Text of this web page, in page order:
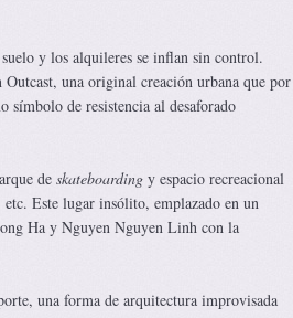
y los alquileres se inflan sin control.
una original creación urbana que por
símbolo de resistencia al desaforado
de skateboardingy espacio recreacional
Este lugar insólito, emplazado en un
Ha y Nguyen Nguyen Linh con la
una forma de arquitectura improvisada